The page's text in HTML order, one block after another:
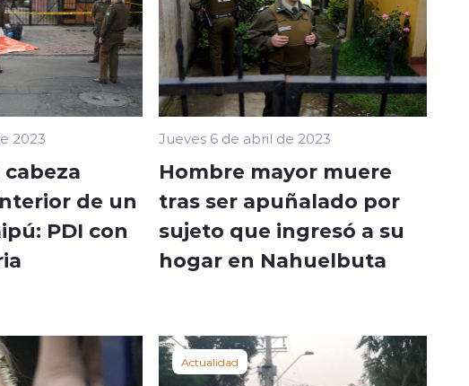
2023
de un
PDI con
Jueves 6 de abril de 2023
Hombre mayor muere
tras ser apuñalado por
sujeto que ingresó a su
hogar en Nahuelbuta
Actualidad